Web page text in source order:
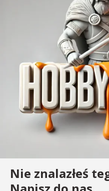
Nie znalazłeś